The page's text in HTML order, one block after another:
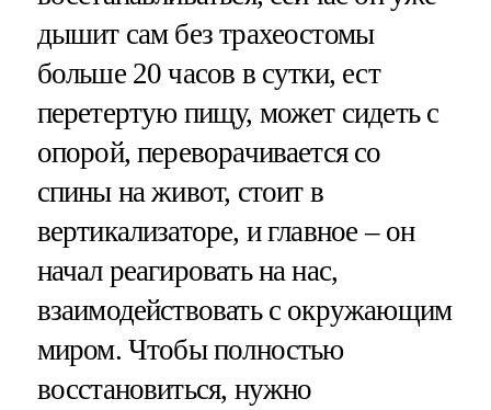
дышит сам без трахеостомы
больше 20 часов в сутки, ест
перетертую пищу, может сидеть с
опорой, переворачивается со
спины на живот, стоит в
вертикализаторе, и главное – он
начал реагировать на нас,
взаимодействовать с окружающим
миром. Чтобы полностью
восстановиться, нужно